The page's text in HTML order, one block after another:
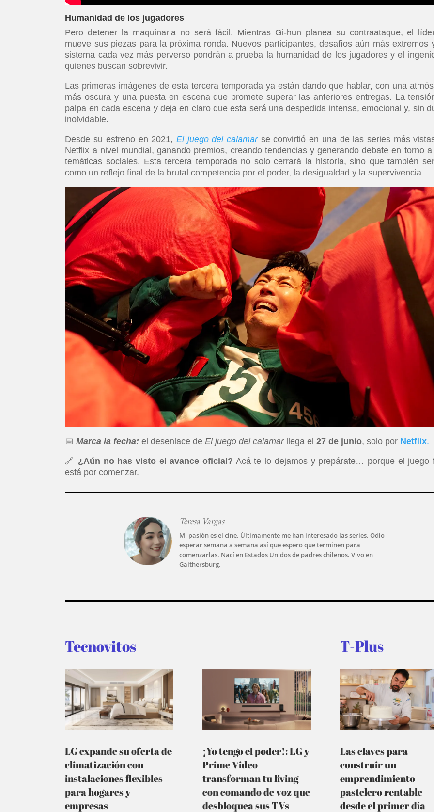
Humanidad de los jugadores
Pero detener la maquinaria no será fácil. Mientras Gi-hun planea su contraataque, el
mueve sus piezas para la próxima ronda. Nuevos participantes, desafíos aún más extremos
sistema cada vez más perverso pondrán a prueba la humanidad de los jugadores y el
quienes buscan sobrevivir.
Las primeras imágenes de esta tercera temporada ya están dando que hablar, con una
más oscura y una puesta en escena que promete superar las anteriores entregas. La
palpa en cada escena y deja en claro que esta será una despedida intensa, emocional y, sin
inolvidable.
Desde su estreno en 2021, El juego del calamarse convirtió en una de las series más
Netflix a nivel mundial, ganando premios, creando tendencias y generando debate en torno
temáticas sociales. Esta tercera temporada no solo cerrará la historia, sino que también
como un reflejo final de la brutal competencia por el poder, la desigualdad y la supervivencia.
📅Marca la fecha: el desenlace de El juego del calamarllega el27 de junio, solo por Netflix.
🔗 ¿Aún no has visto el avance oficial? Acá te lo dejamos y prepárate… porque el juego
está por comenzar.
Teresa Vargas
Mi pasión es el cine. Últimamente me han interesado las series. Odio
esperar semana a semana así que espero que terminen para
comenzarlas. Nací en Estados Unidos de padres chilenos. Vivo en
Gaithersburg.
Tecnovitos
LG expande su oferta de
climatización con
instalaciones flexibles
para hogares y
empresas
¡Yo tengo el poder!: LG y
Prime Video
transforman tu living
con comando de voz que
desbloquea sus TVs
T-Plus
Las claves para
construir un
emprendimiento
pastelero rentable
desde el primer día